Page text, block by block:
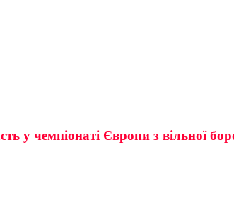
у чемпіонаті Європи з вільної